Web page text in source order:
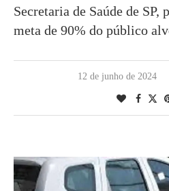
Secretaria de Saúde de
meta de 90% do público
12 de junho de 2024